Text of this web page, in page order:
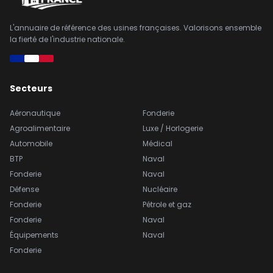
L'annuaire de référence des usines françaises. Valorisons ensemble
la fierté de l'industrie nationale.
Secteurs
Aéronautique
Agroalimentaire
Automobile
BTP
Fonderie
Défense
Fonderie
Fonderie
Équipements
Fonderie
Fonderie
Luxe / Horlogerie
Médical
Naval
Naval
Nucléaire
Pétrole et gaz
Naval
Naval